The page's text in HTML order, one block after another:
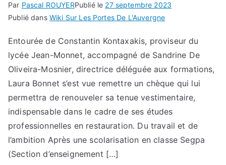
Par Pascal ROUYERPublié le 27 septembre 2023
Publié dans Wiki Sur Les Portes De L'Auvergne
Entourée de Constantin Kontaxakis, proviseur du
lycée Jean-Monnet, accompagné de Sandrine De
Oliveira-Mosnier, directrice déléguée aux formations,
Laura Bonnet s’est vue remettre un chèque qui lui
permettra de renouveler sa tenue vestimentaire,
indispensable dans le cadre de ses études
professionnelles en restauration. Du travail et de
l’ambition Après une scolarisation en classe Segpa
(Section d’enseignement […]